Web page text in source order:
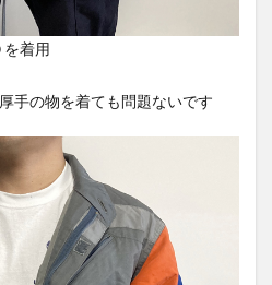
着用
手の物を着ても問題ないです